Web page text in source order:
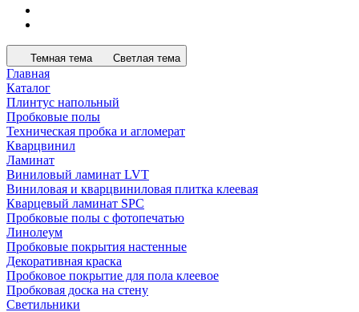
Темная тема Светлая тема
Главная
Каталог
Плинтус напольный
Пробковые полы
Техническая пробка и агломерат
Кварцвинил
Ламинат
Виниловый ламинат LVT
Виниловая и кварцвиниловая плитка клеевая
Кварцевый ламинат SPC
Пробковые полы с фотопечатью
Линолеум
Пробковые покрытия настенные
Декоративная краска
Пробковое покрытие для пола клеевое
Пробковая доска на стену
Светильники